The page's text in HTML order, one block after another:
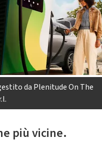
da Plenitude On The
più vicine.